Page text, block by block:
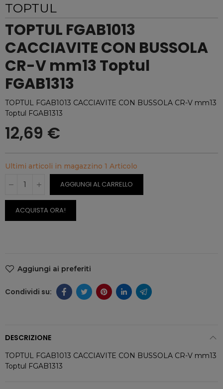
TOPTUL
TOPTUL FGAB1013
CACCIAVITE CON BUSSOLA
CR-V mm13 Toptul
FGAB1313
TOPTUL FGAB1013 CACCIAVITE CON BUSSOLA CR-V mm13
Toptul FGAB1313
12,69 €
Ultimi articoli in magazzino 1 Articolo
AGGIUNGI AL CARRELLO
ACQUISTA ORA!
Aggiungi ai preferiti
DESCRIZIONE
TOPTUL FGAB1013 CACCIAVITE CON BUSSOLA CR-V mm13
Toptul FGAB1313